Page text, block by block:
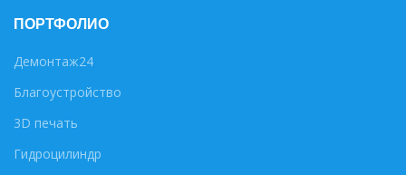
ПОРТФОЛИО
Демонтаж24
Благоустройство
3D печать
Гидроцилиндр